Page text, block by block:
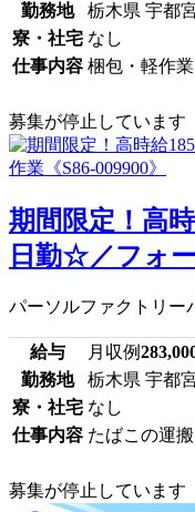
勤務地
栃木県 宇都
寮・社宅 なし
仕事内容 梱包・軽作
募集が停止しています
期間限定！高
日勤☆／フォ
パーソルファクトリー
給与 月収例
勤務地
栃木県 宇都
寮・社宅 なし
仕事内容 たばこの運
募集が停止しています